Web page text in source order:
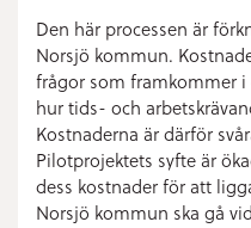
Den här processen är
Norsjö kommun.
frågor som framkommer i
hur tids- och
Kostnaderna är därför
Pilotprojektets syfte är
dess kostnader för att
Norsjö kommun ska gå